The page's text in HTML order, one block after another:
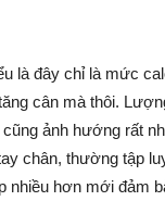
là đây chỉ là mức
cân mà thôi.
ảnh hướng rất
chân, thường tập
nhiều hơn mới đảm